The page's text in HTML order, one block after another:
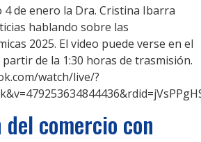
4 de enero la Dra. Cristina Ibarra
hablando sobre las
2025. El video puede verse en el
de la 1:30 horas de trasmisión.
watch/live/?
del comercio con